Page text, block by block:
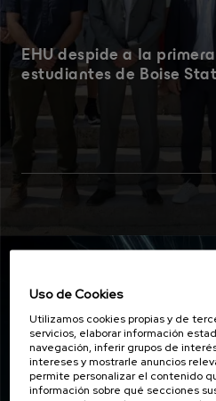
EHU despide a la
estudiantes de Boise
Uso de Cookies
Utilizamos cookies propias y de
servicios, elaborar información
navegación, inferir grupos de
intereses y mostrarle anuncios
permite personalizar el contenido
información sobre qué secciones